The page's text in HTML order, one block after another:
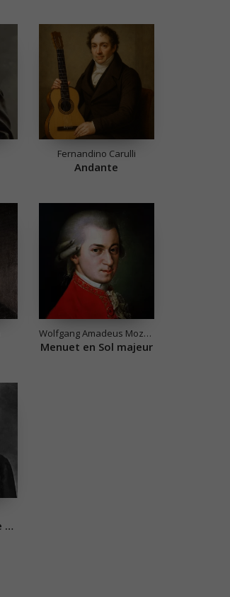
Fernandino Carulli
Andante
Wolfgang Amadeus Mozart
Menuet en Sol majeur
La Traviata Prélude Acte III